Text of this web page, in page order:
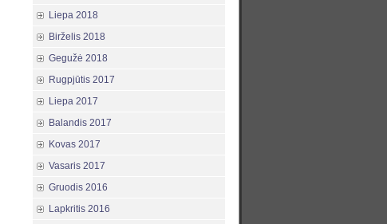
Liepa 2018
Birželis 2018
Gegužė 2018
Rugpjūtis 2017
Liepa 2017
Balandis 2017
Kovas 2017
Vasaris 2017
Gruodis 2016
Lapkritis 2016